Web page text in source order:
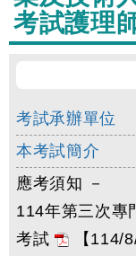
考試護理
考試承辦單位
本考試簡介
應考須知 －
114年第三次專
考試
【114/